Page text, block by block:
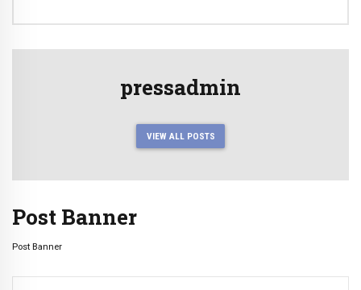
pressadmin
VIEW ALL POSTS
Post Banner
Post Banner